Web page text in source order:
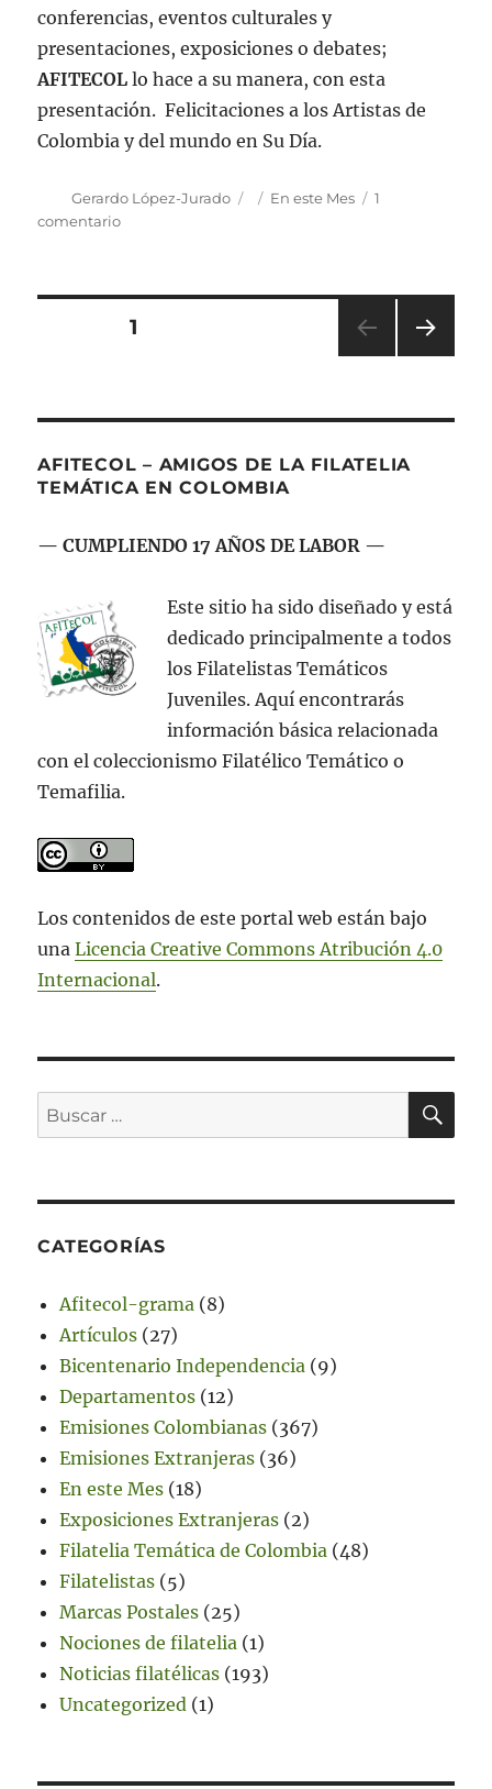
conferencias, eventos culturales y
presentaciones, exposiciones o debates;
AFITECOL lo hace a su manera, con esta
presentación. Felicitaciones a los Artistas de
Colombia y del mundo en Su Día.
Autor
Gerardo López-Jurado
Publicado
Categorías
En este Mes
1
comentarioen
15
Navegación
entradas
PÁGINA1
NA
AFITECOL – AMIGOS DE LA FILATELIA
TEMÁTICA EN COLOMBIA
— CUMPLIENDO 17 AÑOS DE LABOR —
Este sitio ha sido diseñado y está
dedicado principalmente a todos
los Filatelistas Temáticos
Juveniles. Aquí encontrarás
información básica relacionada
con el coleccionismo Filatélico Temático o
Temafilia.
Los contenidos de este portal web están bajo
unaLicencia Creative Commons Atribución 4.0
Internacional.
Buscar
por:
CATEGORÍAS
Afitecol-grama (8)
Artículos (27)
Bicentenario Independencia (9)
Departamentos (12)
Emisiones Colombianas (367)
Emisiones Extranjeras (36)
En este Mes (18)
Exposiciones Extranjeras (2)
Filatelia Temática de Colombia (48)
Filatelistas (5)
Marcas Postales (25)
Nociones de filatelia (1)
Noticias filatélicas (193)
Uncategorized (1)